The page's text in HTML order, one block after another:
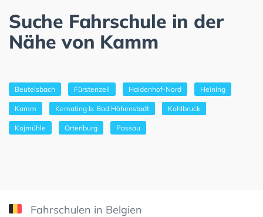
Suche Fahrschule in der
Nähe von Kamm
Beutelsbach Fürstenzell Haidenhof-Nord Heining
Kamm Kemating b. Bad Höhenstadt Kohlbruck
Kojmühle Ortenburg Passau
Fahrschulen in Belgien